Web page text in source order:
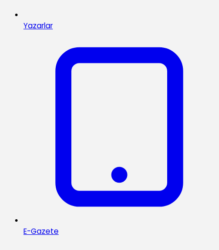
Yazarlar
E-Gazete